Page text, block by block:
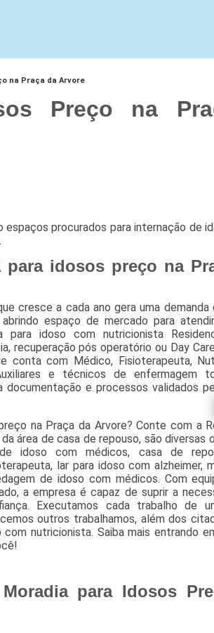
na Praça da Arvore
Preço na
espaços procurados para internação de
para idosos preço na
cresce a cada ano gera uma demanda
espaço de mercado para
para idoso com nutricionista
recuperação pós operatório ou Day
conta com Médico, Fisioterapeuta,
e técnicos de enfermagem
e processos validados
na Praça da Arvore? Conte com a
área de casa de repouso, são diversas
idoso com médicos, casa de
lar para idoso com alzheimer,
de idoso com médicos. Com
a empresa é capaz de suprir a
Executamos cada trabalho de
outros trabalhamos, além dos
nutricionista. Saiba mais entrando
para Idosos